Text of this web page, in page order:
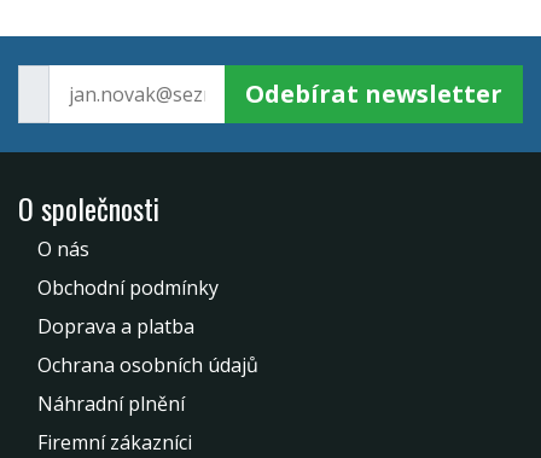
Odebírat newsletter
O společnosti
O nás
Obchodní podmínky
Doprava a platba
Ochrana osobních údajů
Náhradní plnění
Firemní zákazníci